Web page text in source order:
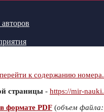
перейти к содержанию
страницы - https://mir-
формате PDF (объем